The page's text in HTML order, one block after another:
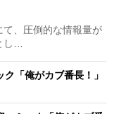
、圧倒的な情報量が
し…
「俺がカブ番長！」